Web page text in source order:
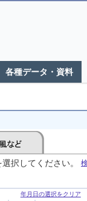
各種データ・資料
択してください。
年月日の選択をクリア